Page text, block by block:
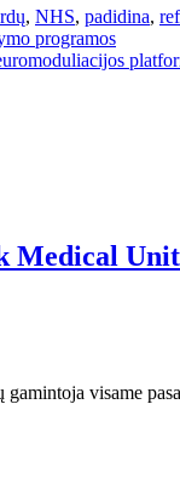
, NHS, padidina,
programos
Medical
visame